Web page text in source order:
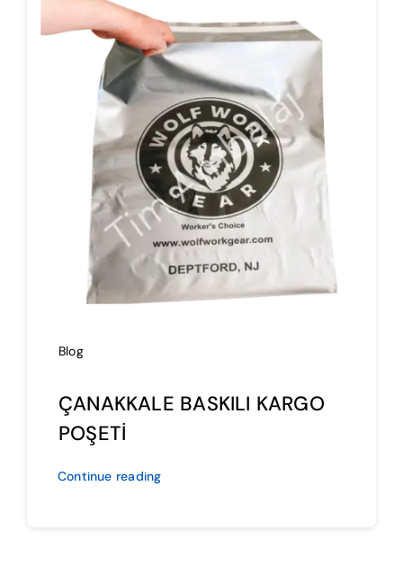
İmalat
Blog
ÇANAKKALE BASKILI KARGO
POŞETİ
Continue reading